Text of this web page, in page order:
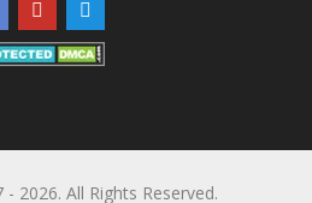
2026. All Rights Reserved.